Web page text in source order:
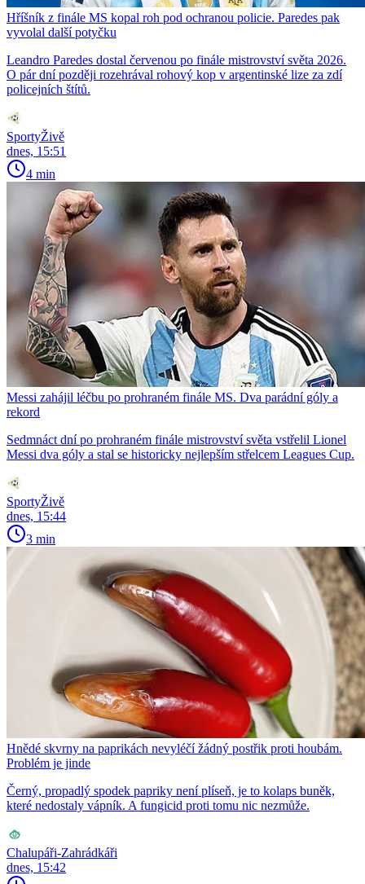
Hříšník z finále MS kopal roh pod ochranou policie. Paredes pak
vyvolal další potyčku
Leandro Paredes dostal červenou po finále mistrovství světa 2026.
O pár dní později rozehrával rohový kop v argentinské lize za zdí
policejních štítů.
SportyŽivě
dnes, 15:51
4 min
Messi zahájil léčbu po prohraném finále MS. Dva parádní góly a
rekord
Sedmnáct dní po prohraném finále mistrovství světa vstřelil Lionel
Messi dva góly a stal se historicky nejlepším střelcem Leagues Cup.
SportyŽivě
dnes, 15:44
3 min
Hnědé skvrny na paprikách nevyléčí žádný postřik proti houbám.
Problém je jinde
Černý, propadlý spodek papriky není plíseň, je to kolaps buněk,
které nedostaly vápník. A fungicid proti tomu nic nezmůže.
Chalupáři-Zahrádkáři
dnes, 15:42